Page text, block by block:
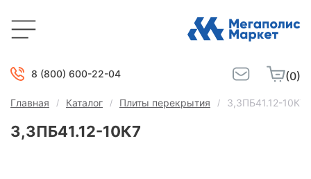
8 (800) 600-22-04 (0)
Главная Каталог Плиты перекрытия 3,3ПБ41.12-10К7
3,3ПБ41.12-10К7